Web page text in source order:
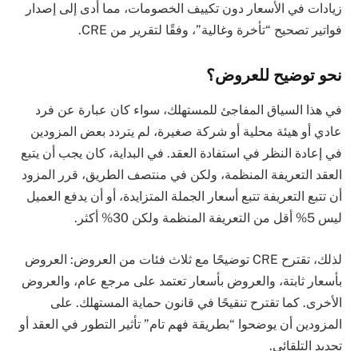
زيادات في الأسعار دون تكييف الخصومات، مما أدى إلى إصدار
فواتير تصحيح “تأخرة وغالية”، وفقًا لتقرير من CRE.
نحو توضيح للعروض؟
في هذا السياق المفاجئ للمستهلك، سواء كان عبارة عن فرد
عادي أو هيئة محلية أو شركة صغيرة، لم يتردد بعض المزودين
في إعادة النظر في استفادة العقد. في البداية، كان يجب أن يتبع
العقد التعريفة المنظمة، ولكن في منتصف الطريق، قرر المزود
أن تتبع التعريفة تتبع أسعار الجملة المتزايدة، أو أن يدفع العميل
ليس 5% أقل من التعريفة المنظمة ولكن 30% أكثر.
لذلك، تقترح CRE توضيحًا مع ثلاث فئات من العروض: العروض
بأسعار ثابتة، والعروض بأسعار تعتمد على مرجع عام، والعروض
الأخرى. كما تقترح تنقيحًا في قانون حماية المستهلك. على
المزودين أن يوضحوا “بطريقة فهم تام” تأثير التطور في العقد أو
تجديد التلقائي.